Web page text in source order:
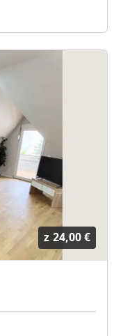
z 24,00 €